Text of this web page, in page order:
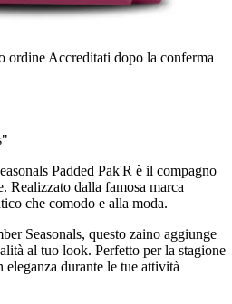
ordine Accreditati dopo la conferma
Padded Pak'R è il compagno
Realizzato dalla famosa marca
che comodo e alla moda.
Seasonals, questo zaino aggiunge
al tuo look. Perfetto per la stagione
durante le tue attività